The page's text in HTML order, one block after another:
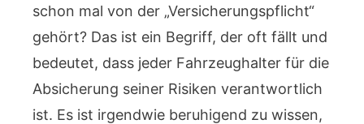
schon mal von der „Versicherungspflicht“
gehört? Das ist ein Begriff, der oft fällt und
bedeutet, dass jeder Fahrzeughalter für die
Absicherung seiner Risiken verantwortlich
ist. Es ist irgendwie beruhigend zu wissen,